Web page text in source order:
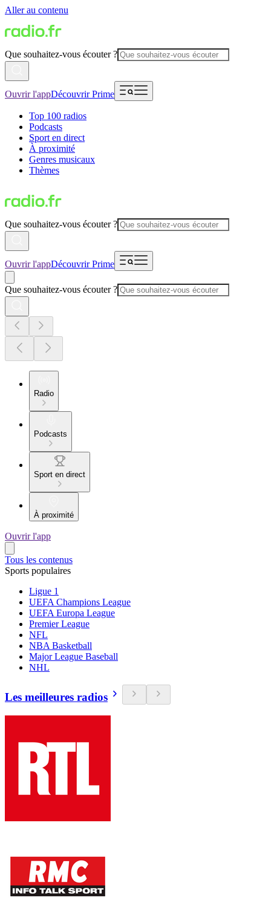
Aller au contenu
Que souhaitez-vous écouter ?
Ouvrir l'appDécouvrir Prime
Top 100 radios
Podcasts
Sport en direct
À proximité
Genres musicaux
Thèmes
Que souhaitez-vous écouter ?
Ouvrir l'appDécouvrir Prime
Que souhaitez-vous écouter ?
Radio
Podcasts
Sport en direct
À proximité
Ouvrir l'app
Tous les contenus
Sports populaires
Ligue 1
UEFA Champions League
UEFA Europa League
Premier League
NFL
NBA Basketball
Major League Baseball
NHL
Les meilleures radios